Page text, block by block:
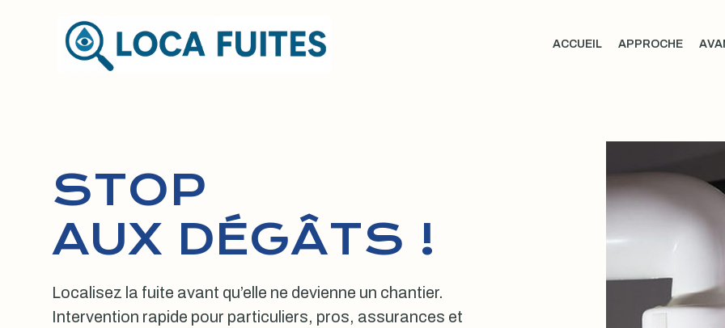
ACCUEIL APPROCHE
STOP
AUX DÉGÂTS !
Localisez la fuite avant qu’elle ne devienne un chantier.
Intervention rapide pour particuliers, pros, assurances et